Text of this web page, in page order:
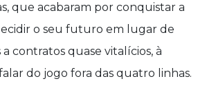
que acabaram por conquistar a
o seu futuro em lugar de
contratos quase vitalícios, à
do jogo fora das quatro linhas.